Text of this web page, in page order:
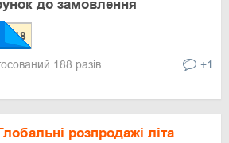
до замовлення
188 разів +1
розпродажі літа